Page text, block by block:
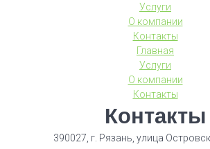
Услуги
О компании
Контакты
Главная
Услуги
О компании
Контакты
Контакты
390027, г. Рязань, улица